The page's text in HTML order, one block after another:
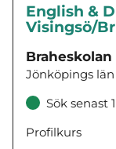
English &
Visingsö/
Jönköpings
Sök senast
Profilkurs